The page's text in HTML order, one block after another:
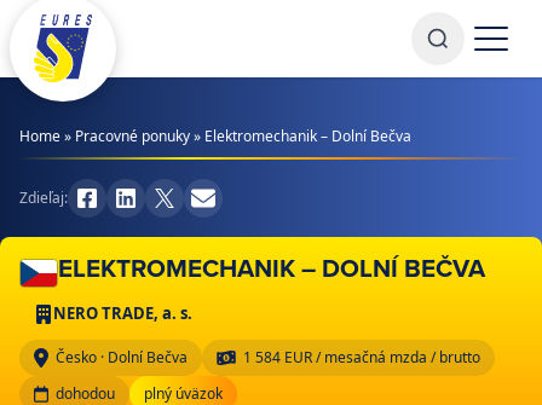
Prejsť na obsah
Home» Pracovné ponuky» Elektromechanik – Dolní Bečva
Zdieľaj:
ELEKTROMECHANIK – DOLNÍ BEČVA
NERO TRADE, a. s.
Česko · Dolní Bečva
1 584 EUR / mesačná mzda / brutto
dohodou
plný úväzok